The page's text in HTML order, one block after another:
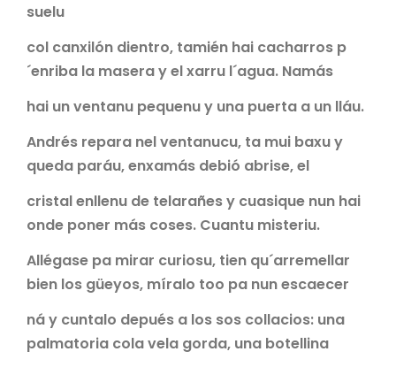
suelu
col canxilón dientro, tamién hai cacharros p
´enriba la masera y el xarru l´agua. Namás
hai un ventanu pequenu y una puerta a un lláu.
Andrés repara nel ventanucu, ta mui baxu y
queda paráu, enxamás debió abrise, el
cristal enllenu de telarañes y cuasique nun hai
onde poner más coses. Cuantu misteriu.
Allégase pa mirar curiosu, tien qu´arremellar
bien los güeyos, míralo too pa nun escaecer
ná y cuntalo depués a los sos collacios: una
palmatoria cola vela gorda, una botellina